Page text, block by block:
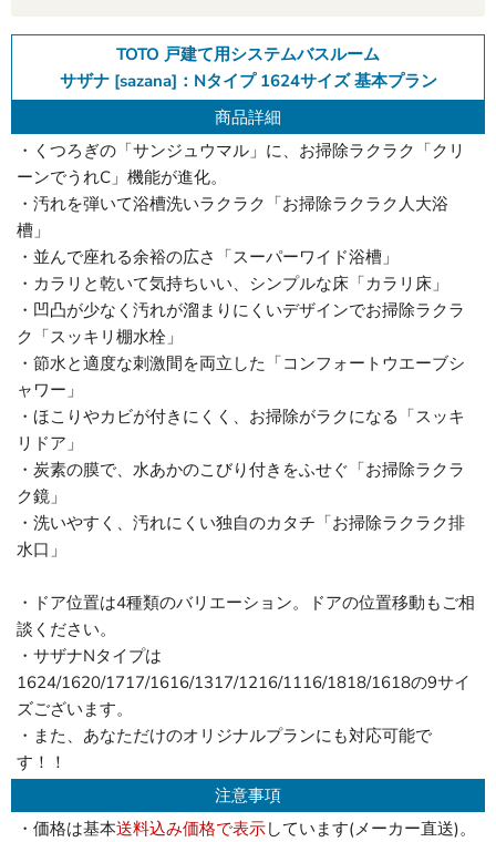
TOTO 戸建て用システムバスルーム
サザナ [sazana]：Nタイプ 1624サイズ 基本プラン
商品詳細
・くつろぎの「サンジュウマル」に、お掃除ラクラク「クリ
ーンでうれC」機能が進化。
・汚れを弾いて浴槽洗いラクラク「お掃除ラクラク人大浴
槽」
・並んで座れる余裕の広さ「スーパーワイド浴槽」
・カラリと乾いて気持ちいい、シンプルな床「カラリ床」
・凹凸が少なく汚れが溜まりにくいデザインでお掃除ラクラ
ク「スッキリ棚水栓」
・節水と適度な刺激間を両立した「コンフォートウエーブシ
ャワー」
・ほこりやカビが付きにくく、お掃除がラクになる「スッキ
リドア」
・炭素の膜で、水あかのこびり付きをふせぐ「お掃除ラクラ
ク鏡」
・洗いやすく、汚れにくい独自のカタチ「お掃除ラクラク排
水口」
・ドア位置は4種類のバリエーション。ドアの位置移動もご相
談ください。
・サザナNタイプは
1624/1620/1717/1616/1317/1216/1116/1818/1618の9サイ
ズございます。
・また、あなただけのオリジナルプランにも対応可能で
す！！
注意事項
・価格は基本送料込み価格で表示しています(メーカー直送)。